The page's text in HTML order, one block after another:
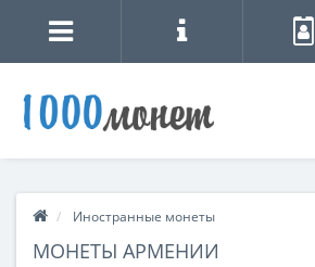
Иностранные монеты
МОНЕТЫ АРМЕНИИ